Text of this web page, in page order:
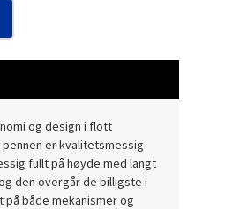
og design i flott
pennen er kvalitetsmessig
fullt på høyde med langt
den overgår de billigste i
både mekanismer og